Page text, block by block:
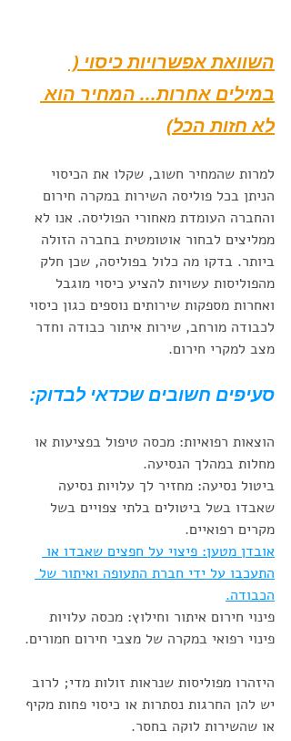
השוואת אפשרויות כיסוי (
במילים אחרות... המחיר הוא
לא חזות הכל)
למרות שהמחיר חשוב, שקלו את הכיסוי
הניתן בכל פוליסה השירות במקרה חירום
והחברה העומדת מאחורי הפוליסה. אנו לא
ממליצים לבחור אוטומטית בחברה הזולה
ביותר. בדקו מה כלול בפוליסה, שכן חלק
מהפוליסות עשויות להציע כיסוי מוגבל
ואחרות מספקות שירותים נוספים כגון כיסוי
לכבודה מורחב, שירות איתור כבודה וחדר
מצב למקרי חירום.
סעיפים חשובים שכדאי לבדוק:
הוצאות רפואיות: מכסה טיפול בפציעות או
מחלות במהלך הנסיעה.
ביטול נסיעה: מחזיר לך עלויות נסיעה
שאבדו בשל ביטולים בלתי צפויים בשל
מקרים רפואיים.
אובדן מטען: פיצוי על חפצים שאבדו או
התעכבו על ידי חברת התעופה ואיתור של
הכבודה.
פינוי חירום איתור וחילוץ: מכסה עלויות
פינוי רפואי במקרה של מצבי חירום חמורים.
היזהרו מפוליסות שנראות זולות מדי; לרוב
יש להן החרגות נסתרות או כיסוי פחות מקיף
או שהשירות לוקה בחסר.